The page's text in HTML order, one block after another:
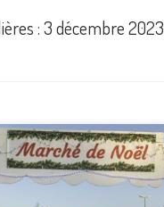
:3 décembre 2023